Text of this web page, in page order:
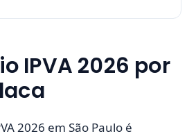
IPVA 2026 por
2026 em São Paulo é